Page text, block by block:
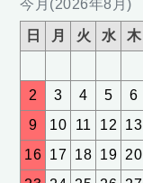
今月(2026年8月)
日 月 火 水 木
2
3 4 5 6
9
10 11 12 13
16 17 18 19 20